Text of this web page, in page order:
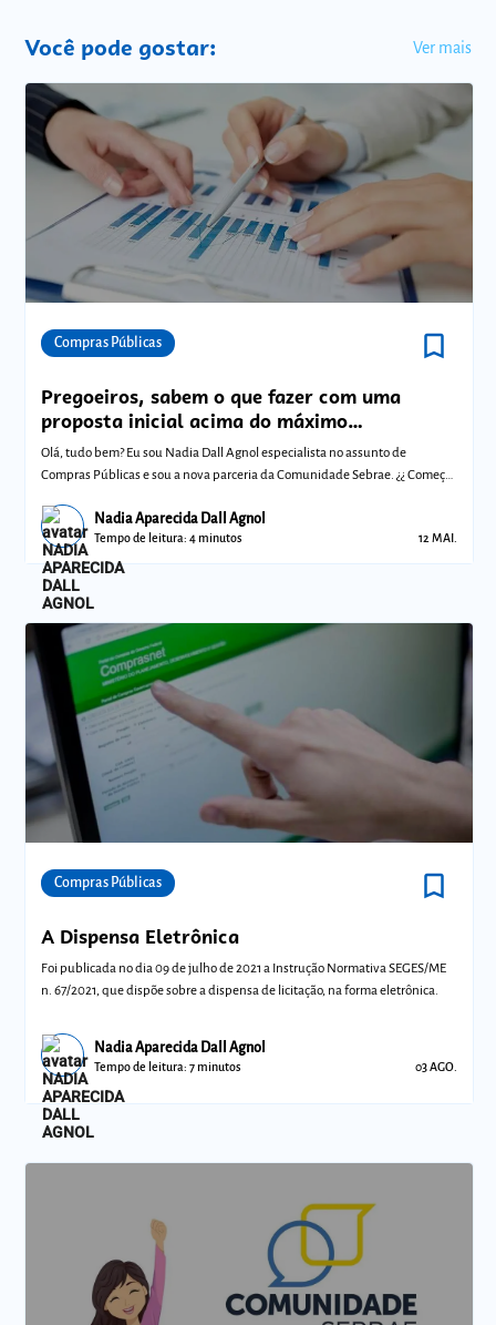
Você pode gostar: Ver mais
Compras Públicas bookmark_border
Pregoeiros, sabem o que fazer com uma
proposta inicial acima do máximo
aceitável/estimado?
Olá, tudo bem? Eu sou Nadia Dall Agnol especialista no assunto de
Compras Públicas e sou a nova parceria da Comunidade Sebrae. ¿¿ Começa
Nadia Aparecida Dall Agnol
Tempo de leitura: 4 minutos 12 MAI.
Compras Públicas bookmark_border
A Dispensa Eletrônica
Foi publicada no dia 09 de julho de 2021 a Instrução Normativa SEGES/ME
n. 67/2021, que dispõe sobre a dispensa de licitação, na forma eletrônica.
Nadia Aparecida Dall Agnol
Tempo de leitura: 7 minutos 03 AGO.